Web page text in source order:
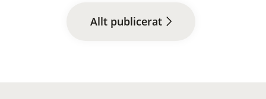
Allt publicerat